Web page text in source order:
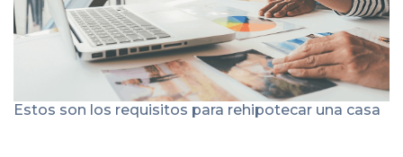
Estos son los requisitos para rehipotecar una casa